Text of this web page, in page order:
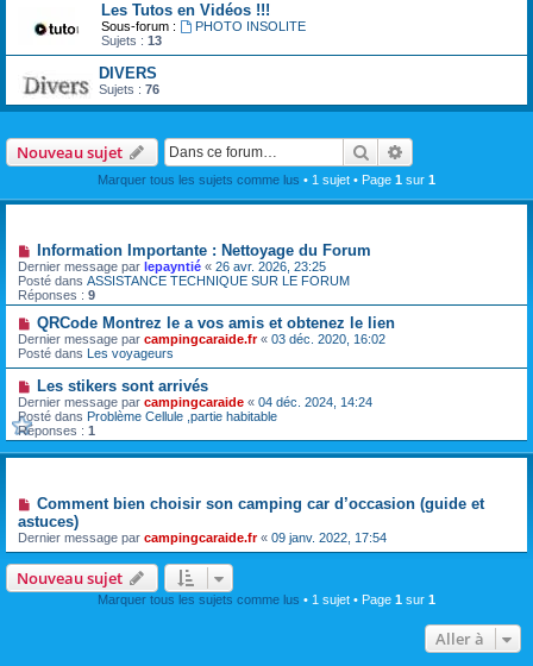
Les Tutos en Vidéos !!!
Sous-forum :
PHOTO INSOLITE
Sujets : 13
DIVERS
Sujets : 76
Nouveau sujet Rechercher
Marquer tous les sujets comme lus • 1 sujet • Page 1 sur 1
Information Importante : Nettoyage du Forum
Dernier message par lepayntié « 26 avr. 2026, 23:25
Posté dans ASSISTANCE TECHNIQUE SUR LE FORUM
Réponses : 9
QRCode Montrez le a vos amis et obtenez le lien
Dernier message par campingcaraide.fr« 03 déc. 2020, 16:02
Posté dans Les voyageurs
Les stikers sont arrivés
Dernier message par campingcaraide « 04 déc. 2024, 14:24
Posté dans Problème Cellule ,partie habitable
Réponses : 1
Comment bien choisir son camping car d’occasion (guide et
astuces)
Dernier message par campingcaraide.fr« 09 janv. 2022, 17:54
Nouveau sujet
Marquer tous les sujets comme lus • 1 sujet • Page 1 sur 1
Aller à